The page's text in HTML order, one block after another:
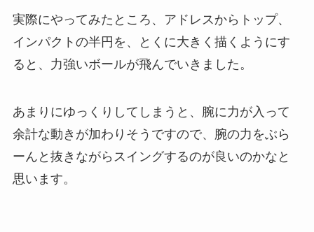
実際にやってみたところ、アドレスからトップ、
インパクトの半円を、とくに大きく描くようにす
ると、力強いボールが飛んでいきました。
あまりにゆっくりしてしまうと、腕に力が入って
余計な動きが加わりそうですので、腕の力をぶら
ーんと抜きながらスイングするのが良いのかなと
思います。